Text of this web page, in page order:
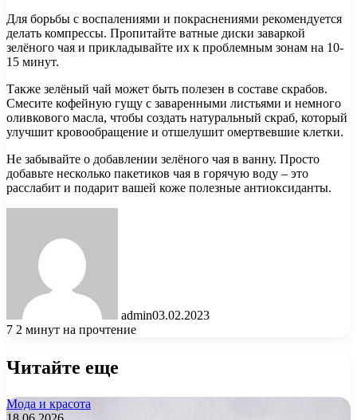
Для борьбы с воспалениями и покраснениями рекомендуется
делать компрессы. Пропитайте ватные диски заваркой
зелёного чая и прикладывайте их к проблемным зонам на 10-
15 минут.
Также зелёный чай может быть полезен в составе скрабов.
Смесите кофейную гущу с заваренными листьями и немного
оливкового масла, чтобы создать натуральный скраб, который
улучшит кровообращение и отшелушит омертвевшие клетки.
Не забывайте о добавлении зелёного чая в ванну. Просто
добавьте несколько пакетиков чая в горячую воду – это
расслабит и подарит вашей коже полезные антиоксиданты.
admin03.02.2023
7 2 минут на прочтение
Читайте еще
Мода и красота